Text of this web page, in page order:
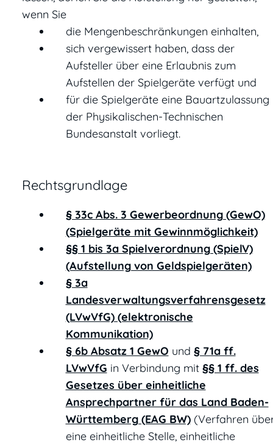
wenn Sie
die Mengenbeschränkungen einhalten,
sich vergewissert haben, dass der
Aufsteller über eine Erlaubnis zum
Aufstellen der Spielgeräte verfügt und
für die Spielgeräte eine Bauartzulassung
der Physikalischen-Technischen
Bundesanstalt vorliegt.
Rechtsgrundlage
§ 33c Abs. 3 Gewerbeordnung (GewO)
(Spielgeräte mit Gewinnmöglichkeit)
§§ 1 bis 3a Spielverordnung (SpielV)
(Aufstellung von Geldspielgeräten)
§ 3a
Landesverwaltungsverfahrensgesetz
(LVwVfG) (elektronische
Kommunikation)
§ 6b Absatz 1 GewO und § 71a ff.
LVwVfG in Verbindung mit §§ 1 ff. des
Gesetzes über einheitliche
Ansprechpartner für das Land Baden-
Württemberg (EAG BW)(Verfahren
eine einheitliche Stelle, einheitliche